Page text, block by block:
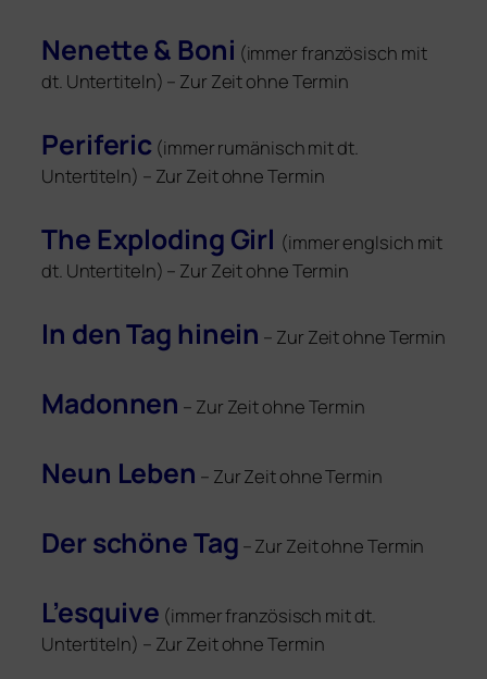
Nenette& Boni (immer fran­zö­sisch mit
dt. Untertiteln) – Zur Zeit ohne Termin
Periferic (immer rumä­nisch mit dt.
Untertiteln) – Zur Zeit ohne Termin
The Exploding Girl (immer eng­l­sich mit
dt. Untertiteln) – Zur Zeit ohne Termin
In den Tag hin­ein – Zur Zeit ohne Termin
Madonnen – Zur Zeit ohne Termin
Neun Leben – Zur Zeit ohne Termin
Der schö­ne Tag – Zur Zeit ohne Termin
L’esquive (immer fran­zö­sisch mit dt.
Untertiteln) – Zur Zeit ohne Termin